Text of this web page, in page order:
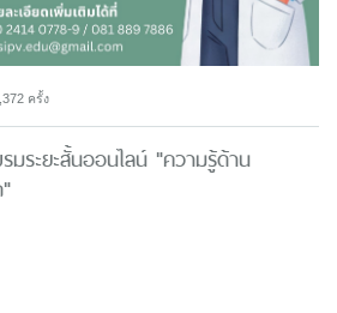
ครั้ง
มระยะสั้นออนไลน์ "ความรู้ด้าน